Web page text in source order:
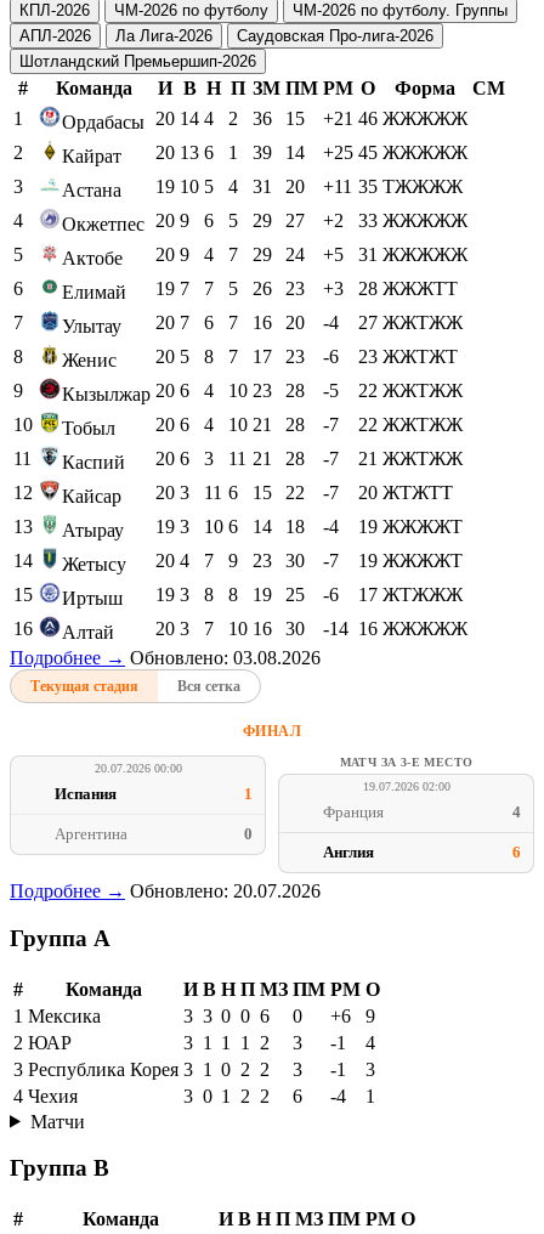
КПЛ-2026
ЧМ-2026 по футболу
ЧМ-2026 по футболу. Группы
АПЛ-2026
Ла Лига-2026
Саудовская Про-лига-2026
Шотландский Премьершип-2026
# Команда И В Н П ЗМ ПМ РМ О Форма
СМ
1
Ордабасы 20 14 4 2 36 15 +21 46 ЖЖЖЖЖ
2
Кайрат 20 13 6 1 39 14 +25 45 ЖЖЖЖЖ
3
Астана 19 10 5 4 31 20 +11 35 ТЖЖЖЖ
4
Окжетпес 20 9 6 5 29 27 +2 33 ЖЖЖЖЖ
5
Актобе 20 9 4 7 29 24 +5 31 ЖЖЖЖЖ
6
Елимай 19 7 7 5 26 23 +3 28 ЖЖЖТТ
7
Улытау 20 7 6 7 16 20 -4 27 ЖЖТЖЖ
8
Женис 20 5 8 7 17 23 -6 23 ЖЖТЖТ
9
Кызылжар 20 6 4 10 23 28 -5 22 ЖЖТЖЖ
10
Тобыл 20 6 4 10 21 28 -7 22 ЖЖТЖЖ
11
Каспий 20 6 3 11 21 28 -7 21 ЖЖТЖЖ
12
Кайсар 20 3 11 6 15 22 -7 20 ЖТЖТТ
13
Атырау 19 3 10 6 14 18 -4 19 ЖЖЖЖТ
14
Жетысу 20 4 7 9 23 30 -7 19 ЖЖЖЖТ
15
Иртыш 19 3 8 8 19 25 -6 17 ЖТЖЖЖ
16
Алтай 20 3 7 10 16 30 -14 16 ЖЖЖЖЖ
Подробнее → Обновлено: 03.08.2026
Текущая стадия Вся сетка
ФИНАЛ
20.07.2026 00:00
Испания 1
Аргентина 0
МАТЧ ЗА 3-Е МЕСТО
19.07.2026 02:00
Франция 4
Англия 6
Подробнее → Обновлено: 20.07.2026
Группа A
# Команда И В Н П МЗ ПМ РМ О
1 Мексика 3 3 0 0 6 0 +6
9
2 ЮАР 3 1 1 1 2 3 -1
4
3 Республика Корея 3 1 0 2 2 3 -1
3
4 Чехия 3 0 1 2 2 6 -4
1
Матчи
Группа B
# Команда И В Н П МЗ ПМ РМ О